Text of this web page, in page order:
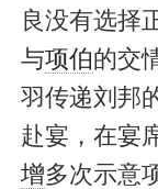
良没有选择
与项伯的交
羽传递刘邦
赴宴，在宴
增多次示意